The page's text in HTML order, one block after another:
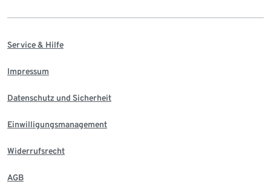
Service & Hilfe
Impressum
Datenschutz und Sicherheit
Einwilligungsmanagement
Widerrufsrecht
AGB